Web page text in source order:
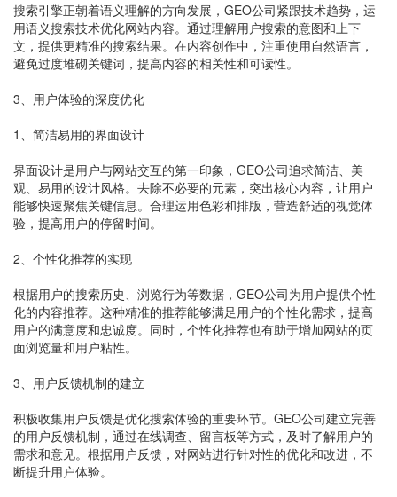
搜索引擎正朝着语义理解的方向发展，GEO公司紧跟技术趋势，运
用语义搜索技术优化网站内容。通过理解用户搜索的意图和上下
文，提供更精准的搜索结果。在内容创作中，注重使用自然语言，
避免过度堆砌关键词，提高内容的相关性和可读性。
3、用户体验的深度优化
1、简洁易用的界面设计
界面设计是用户与网站交互的第一印象，GEO公司追求简洁、美
观、易用的设计风格。去除不必要的元素，突出核心内容，让用户
能够快速聚焦关键信息。合理运用色彩和排版，营造舒适的视觉体
验，提高用户的停留时间。
2、个性化推荐的实现
根据用户的搜索历史、浏览行为等数据，GEO公司为用户提供个性
化的内容推荐。这种精准的推荐能够满足用户的个性化需求，提高
用户的满意度和忠诚度。同时，个性化推荐也有助于增加网站的页
面浏览量和用户粘性。
3、用户反馈机制的建立
积极收集用户反馈是优化搜索体验的重要环节。GEO公司建立完善
的用户反馈机制，通过在线调查、留言板等方式，及时了解用户的
需求和意见。根据用户反馈，对网站进行针对性的优化和改进，不
断提升用户体验。